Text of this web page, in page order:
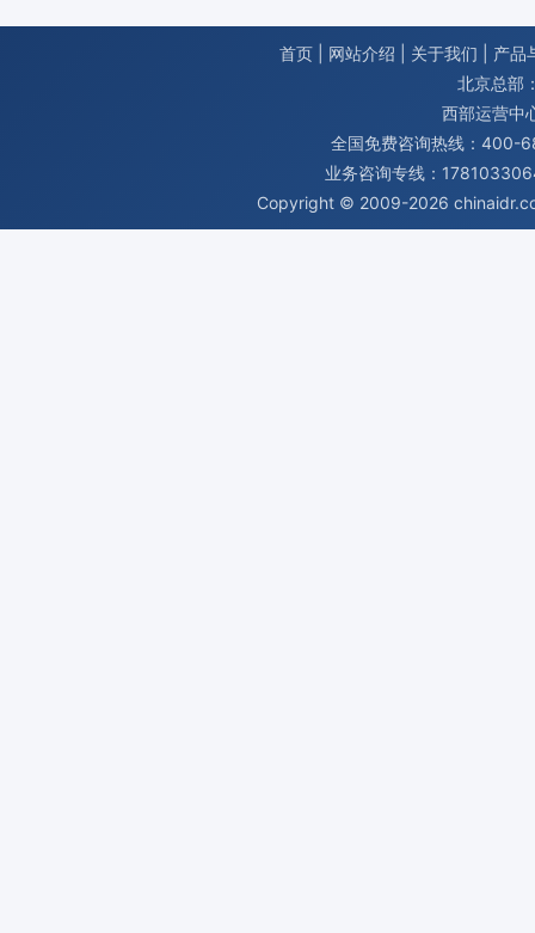
首页 网站介绍 关于我们
产品
北京总部
西部运营中
全国免费咨询热线：400-
业务咨询专线：
Copyright © 2009-2026